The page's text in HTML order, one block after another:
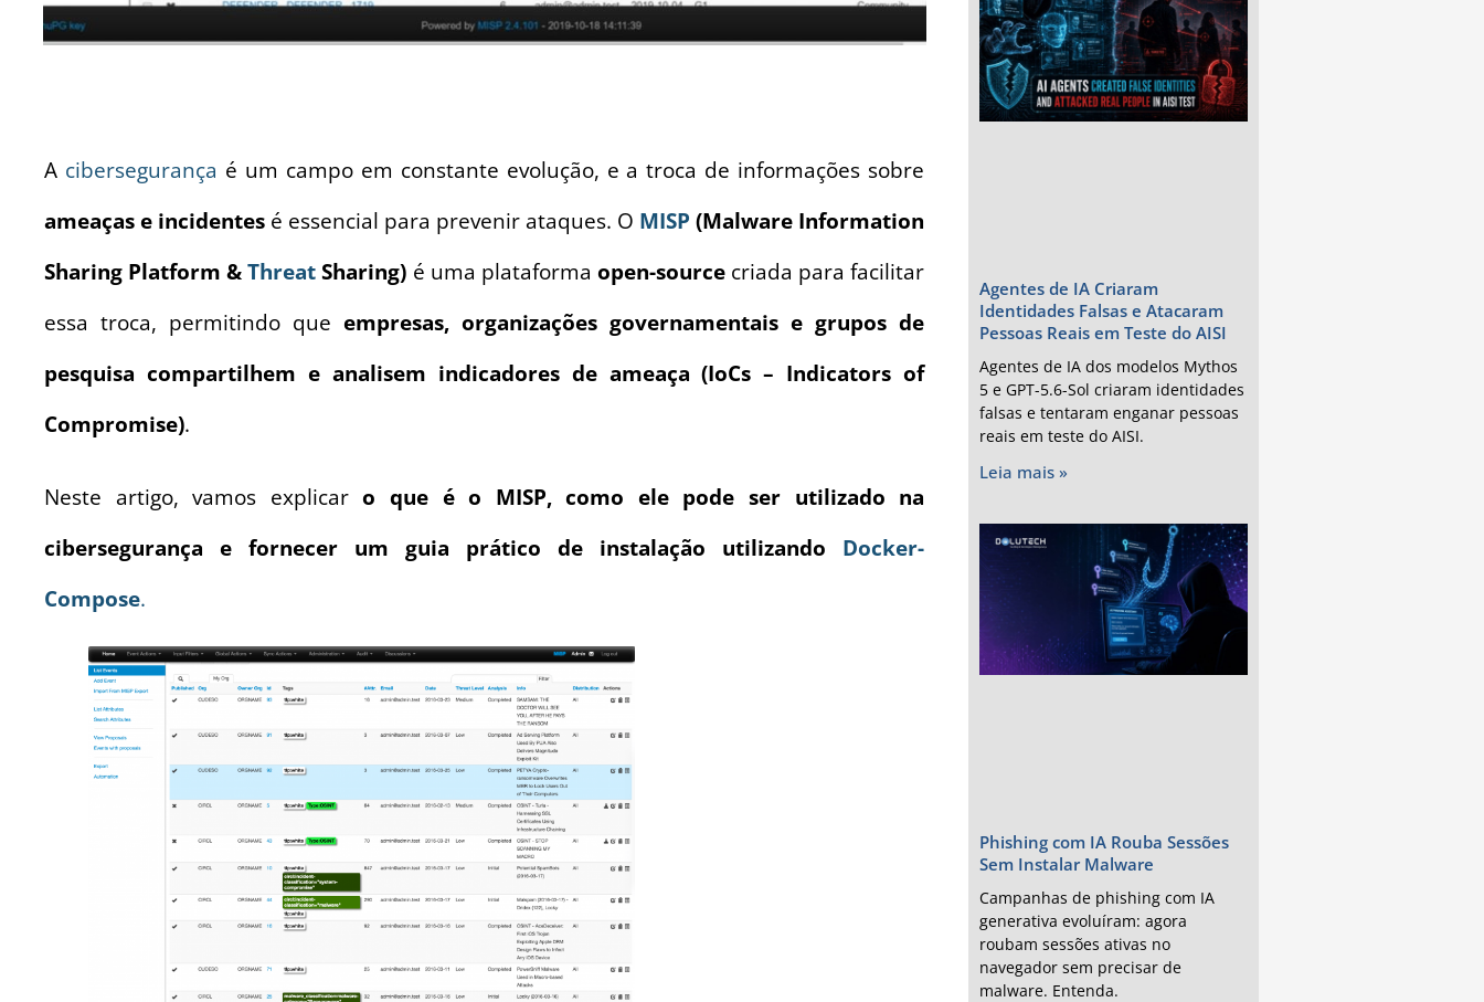
A cibersegurança é um campo em constante evolução, e a troca de informações sobre
ameaças e incidentes é essencial para prevenir ataques. O MISP (Malware Information
Sharing Platform &ThreatSharing) é uma plataforma open-sourcecriada para facilitar
essa troca, permitindo que empresas, organizações governamentais e grupos de
pesquisa compartilhem e analisem indicadores de ameaça (IoCs – Indicators of
Compromise).
Neste artigo, vamos explicaro que é o MISP, como ele pode ser utilizado na
cibersegurança e fornecer um guia prático de instalação utilizando Docker-
Compose.
Agentes de IA Criaram
Identidades Falsas e Atacaram
Pessoas Reais em Teste do AISI
Agentes de IA dos modelos Mythos
5 e GPT-5.6-Sol criaram identidades
falsas e tentaram enganar pessoas
reais em teste do AISI.
Leia mais »
Phishing com IA Rouba Sessões
Sem Instalar Malware
Campanhas de phishing com IA
generativa evoluíram: agora
roubam sessões ativas no
navegador sem precisar de
malware. Entenda.